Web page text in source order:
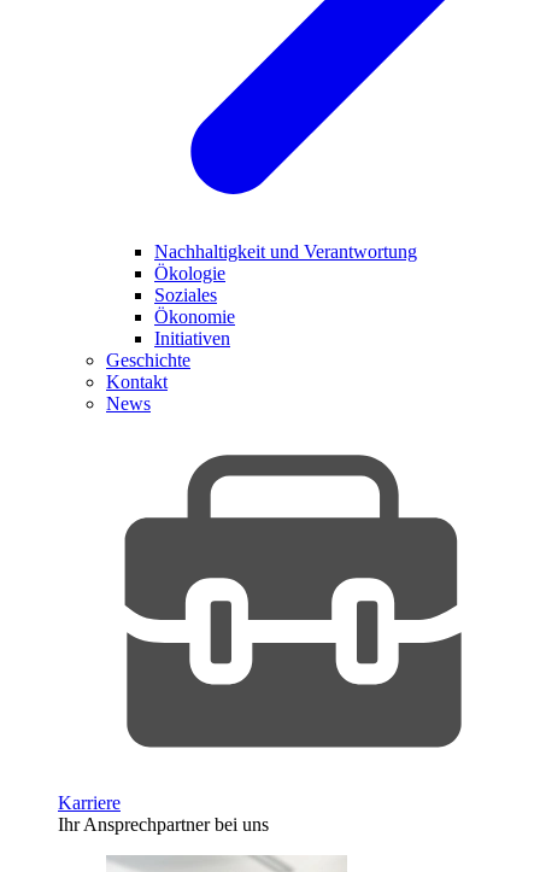
Nachhaltigkeit und Verantwortung
Ökologie
Soziales
Ökonomie
Initiativen
Geschichte
Kontakt
News
Karriere
Ihr Ansprechpartner bei uns